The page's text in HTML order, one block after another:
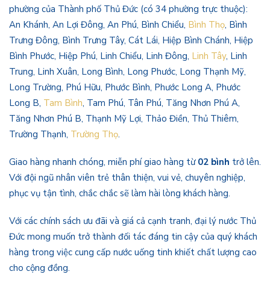
phường của Thành phố Thủ Đức (có 34 phường trực thuộc):
An Khánh, An Lợi Đông, An Phú, Bình Chiểu, Bình Thọ, Bình
Trưng Đông, Bình Trưng Tây, Cát Lái, Hiệp Bình Chánh, Hiệp
Bình Phước, Hiệp Phú, Linh Chiểu, Linh Đông, Linh Tây, Linh
Trung, Linh Xuân, Long Bình, Long Phước, Long Thạnh Mỹ,
Long Trường, Phú Hữu, Phước Bình, Phước Long A, Phước
Long B, Tam Bình, Tam Phú, Tân Phú, Tăng Nhơn Phú A,
Tăng Nhơn Phú B, Thạnh Mỹ Lợi, Thảo Điền, Thủ Thiêm,
Trường Thạnh, Trường Thọ.
Giao hàng nhanh chóng, miễn phí giao hàng từ 02 bình trở lên.
Với đội ngũ nhân viên trẻ thân thiện, vui vẻ, chuyên nghiệp,
phục vụ tận tình, chắc chắc sẽ làm hài lòng khách hàng.
Với các chính sách ưu đãi và giá cả cạnh tranh, đại lý nước Thủ
Đức mong muốn trở thành đối tác đáng tin cậy của quý khách
hàng trong việc cung cấp nước uống tinh khiết chất lượng cao
cho cộng đồng.